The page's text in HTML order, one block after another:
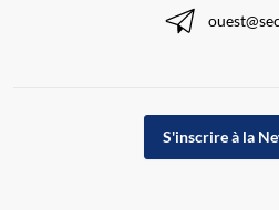
S'inscrire à la